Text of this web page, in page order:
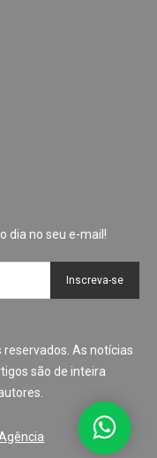
dia no seu e-mail!
Inscreva-se
As notícias
são de inteira